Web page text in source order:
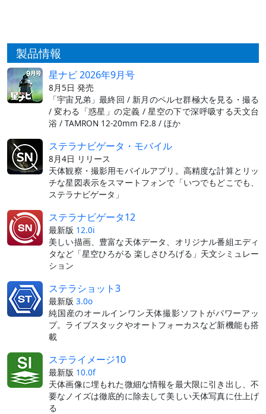
製品情報
星ナビ 2026年9月号
8月5日 発売
「宇宙兄弟」最終回 / 新月のペルセ群極大を見る・撮る
/ 変わる「惑星」の定義 / 星空の下で深呼吸する天文台
浴 / TAMRON 12-20mm F2.8 / ほか
ステラナビゲータ・モバイル
8月4日 リリース
天体観察・撮影用モバイルアプリ。高精度な計算とリッ
チな星図表示をスマートフォンで「いつでもどこでも、
ステラナビゲータ」
ステラナビゲータ12
最新版 12.0i
美しい描画、豊富な天体データ、オリジナル番組エディ
タなど「星空ひろがる 楽しさひろげる」天文シミュレー
ション
ステラショット3
最新版 3.0o
純国産のオールインワン天体撮影ソフトがパワーアッ
プ。ライブスタックやオートフォーカスなど新機能も搭
載
ステライメージ10
最新版 10.0f
天体画像に埋もれた微細な情報を最大限に引き出し、不
要なノイズは徹底的に除去して美しい天体写真に仕上げ
る